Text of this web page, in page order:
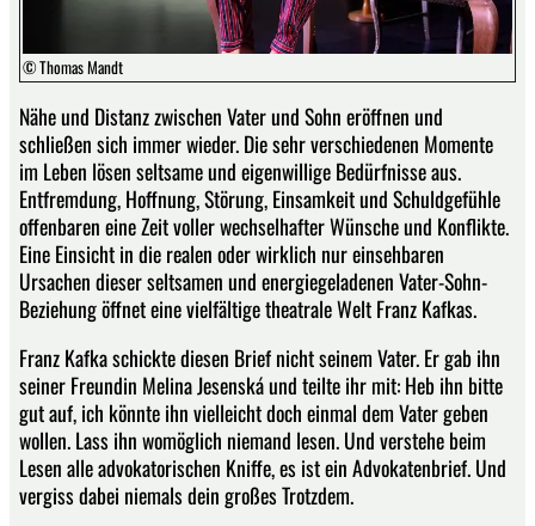
© Thomas Mandt
Nähe und Distanz zwischen Vater und Sohn eröffnen und
schließen sich immer wieder. Die sehr verschiedenen Momente
im Leben lösen seltsame und eigenwillige Bedürfnisse aus.
Entfremdung, Hoffnung, Störung, Einsamkeit und Schuldgefühle
offenbaren eine Zeit voller wechselhafter Wünsche und Konflikte.
Eine Einsicht in die realen oder wirklich nur einsehbaren
Ursachen dieser seltsamen und energiegeladenen Vater-Sohn-
Beziehung öffnet eine vielfältige theatrale Welt Franz Kafkas.
Franz Kafka schickte diesen Brief nicht seinem Vater. Er gab ihn
seiner Freundin Melina Jesenská und teilte ihr mit: Heb ihn bitte
gut auf, ich könnte ihn vielleicht doch einmal dem Vater geben
wollen. Lass ihn womöglich niemand lesen. Und verstehe beim
Lesen alle advokatorischen Kniffe, es ist ein Advokatenbrief. Und
vergiss dabei niemals dein großes Trotzdem.